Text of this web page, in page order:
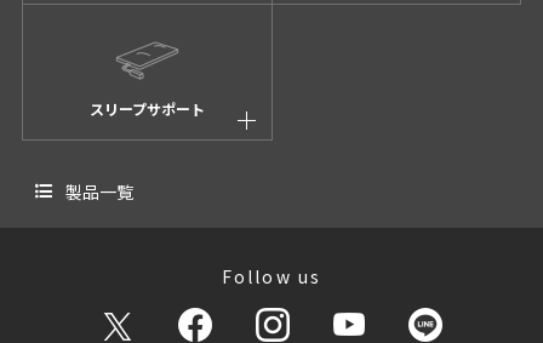
スリープサポート
製品一覧
Follow us